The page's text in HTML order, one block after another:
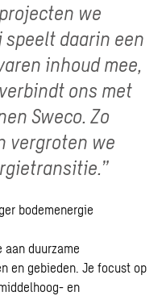
we
daarin een
inhoud mee,
ons met
Sweco. Zo
vergroten we
bodemenergie
duurzame
en gebieden. Je focust op
en